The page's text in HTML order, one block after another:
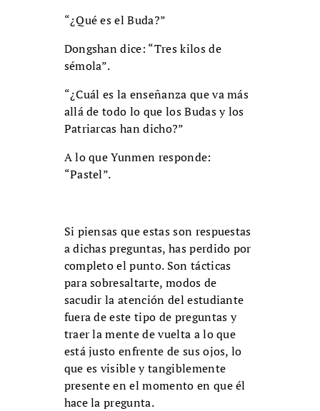
“¿Qué es el Buda?”
Dongshan dice: “Tres kilos de
sémola”.
“¿Cuál es la enseñanza que va más
allá de todo lo que los Budas y los
Patriarcas han dicho?”
A lo que Yunmen responde:
“Pastel”.
Si piensas que estas son respuestas
a dichas preguntas, has perdido por
completo el punto. Son tácticas
para sobresaltarte, modos de
sacudir la atención del estudiante
fuera de este tipo de preguntas y
traer la mente de vuelta a lo que
está justo enfrente de sus ojos, lo
que es visible y tangiblemente
presente en el momento en que él
hace la pregunta.